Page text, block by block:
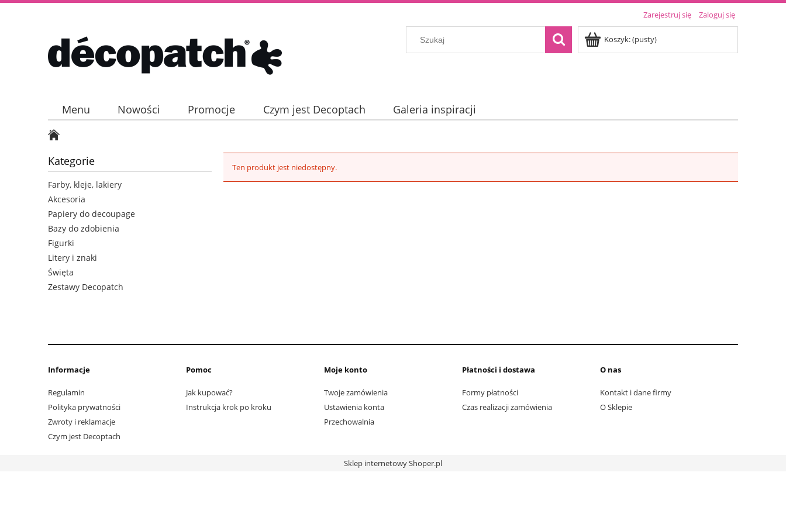
Zarejestruj się Zaloguj się
Koszyk:(pusty)
Menu Nowości Promocje Czym jest Decoptach Galeria inspiracji
Kategorie
Farby, kleje, lakiery
Akcesoria
Papiery do decoupage
Bazy do zdobienia
Figurki
Litery i znaki
Święta
Zestawy Decopatch
Ten produkt jest niedostępny.
Informacje
Regulamin
Polityka prywatności
Zwroty i reklamacje
Czym jest Decoptach
Pomoc
Jak kupować?
Instrukcja krok po kroku
Moje konto
Twoje zamówienia
Ustawienia konta
Przechowalnia
Płatności i dostawa
Formy płatności
Czas realizacji zamówienia
O nas
Kontakt i dane firmy
O Sklepie
Sklep internetowy Shoper.pl